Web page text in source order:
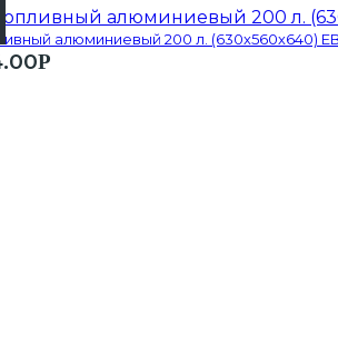
алюминиевый 200 л. (630х560х640)
Р